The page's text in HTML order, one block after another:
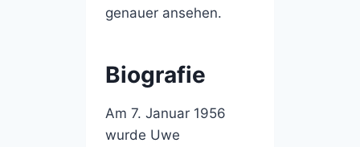
genauer ansehen.
Biografie
Am 7. Januar 1956
wurde Uwe